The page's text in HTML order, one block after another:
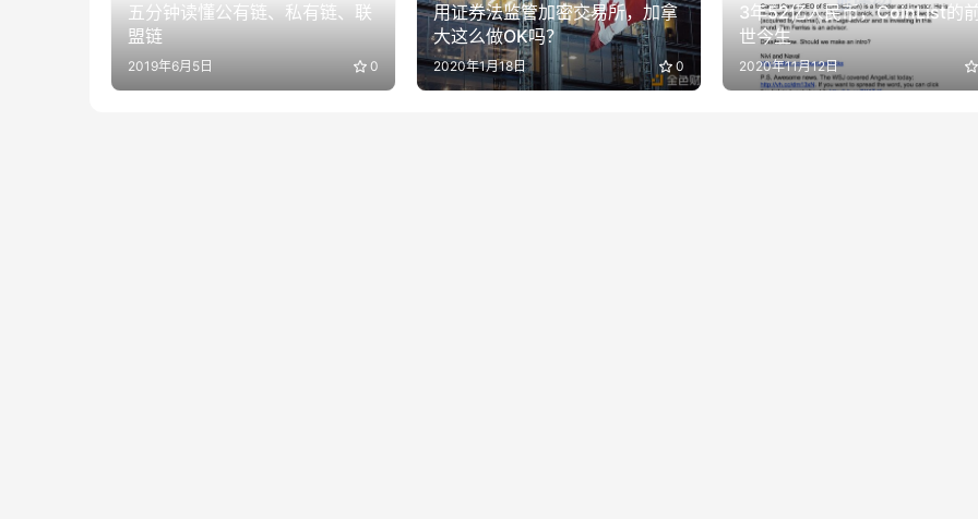
五分钟读懂公有链、私有链、联
盟链
2019年6月5日 0
用证券法监管加密交易所，加拿
大这么做OK吗？
2020年1月18日 0
3年52亿人民币，CoinList的
世今生
2020年11月12日